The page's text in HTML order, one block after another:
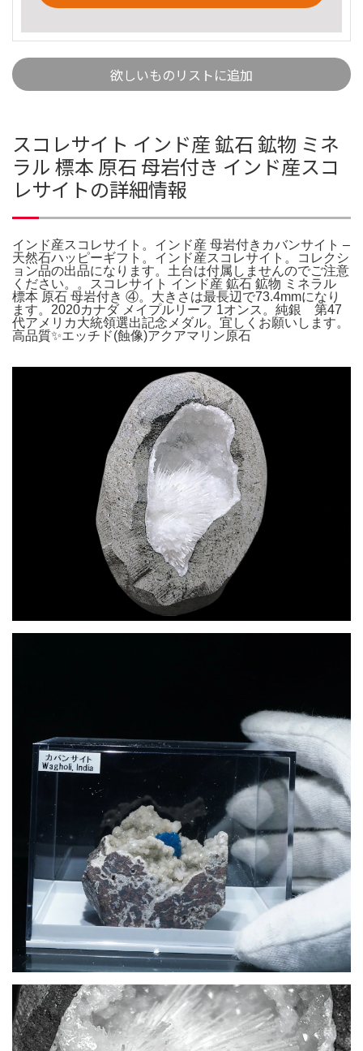
欲しいものリストに追加
スコレサイト インド産 鉱石 鉱物 ミネ
ラル 標本 原石 母岩付き インド産スコ
レサイトの詳細情報
インド産スコレサイト。インド産 母岩付きカバンサイト –
天然石ハッピーギフト。インド産スコレサイト。コレクシ
ョン品の出品になります。土台は付属しませんのでご注意
ください。。スコレサイト インド産 鉱石 鉱物 ミネラル
標本 原石 母岩付き ④。大きさは最長辺で73.4mmになり
ます。2020カナダ メイプルリーフ 1オンス。純銀 第47
代アメリカ大統領選出記念メダル。宜しくお願いします。
高品質✨エッチド(蝕像)アクアマリン原石